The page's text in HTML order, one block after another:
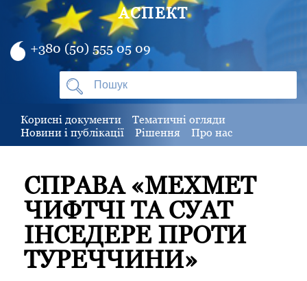
АСПЕКТ
+380 (50) 555 05 09
Корисні документи
Тематичні огляди
Новини і публікації
Рішення Про нас
СПРАВА «МЕХМЕТ
ЧИФТЧІ ТА СУАТ
ІНСЕДЕРЕ ПРОТИ
ТУРЕЧЧИНИ»